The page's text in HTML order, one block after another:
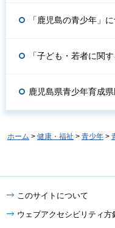
「鹿児島の青少年」
「子ども・若者に関
鹿児島県青少年育成
ホーム > 健康・福祉 > 青少年 >
このサイトについて
ウェブアクセシビリティ方